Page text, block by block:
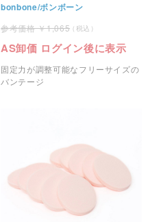
bonbone/ボンボーン
1,065
AS卸価 ログイン後に表示
固定力が調整可能なフリーサイズの
バンテージ